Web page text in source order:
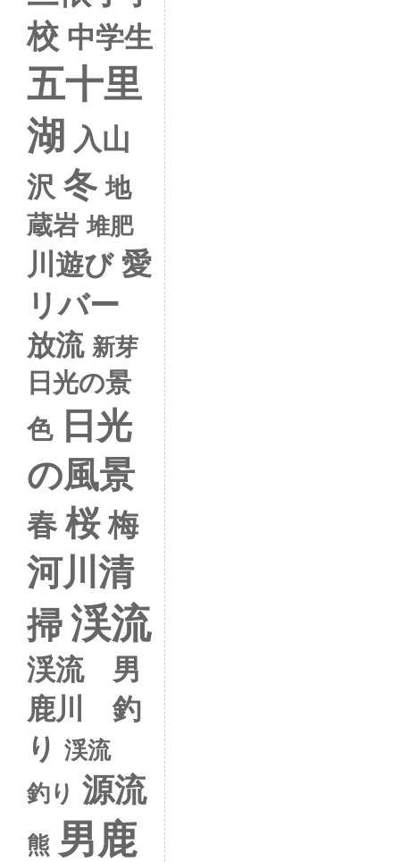
校 中学生
五十里
湖 入山
沢 冬 地
蔵岩 堆肥
川遊び 愛
リバー
放流 新芽
日光の景
色
日光
の風景
春 桜 梅
河川清
掃 渓流
渓流 男
鹿川 釣
り 渓流
釣り 源流
熊 男鹿